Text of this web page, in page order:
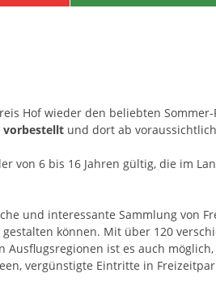
Hof wieder den beliebten
vorbestelltund dort ab
von 6 bis 16 Jahren gültig, die im
und interessante Sammlung von
können. Mit über 120
ist es auch
vergünstigte Eintritte in